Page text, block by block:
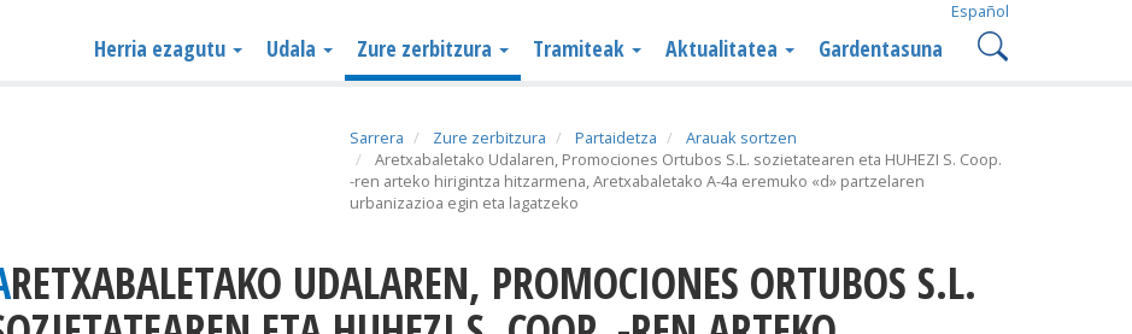
Español
Herria ezagutu Udala Zure zerbitzura Tramiteak Aktualitatea Gardentasuna
Sarrera Zure zerbitzura Partaidetza
Arauak sortzen
Aretxabaletako Udalaren, Promociones Ortubos S.L. sozietatearen eta HUHEZI S. Coop.
-ren arteko hirigintza hitzarmena, Aretxabaletako A-4a eremuko «d» partzelaren
urbanizazioa egin eta lagatzeko
ORTUBOS S.L.